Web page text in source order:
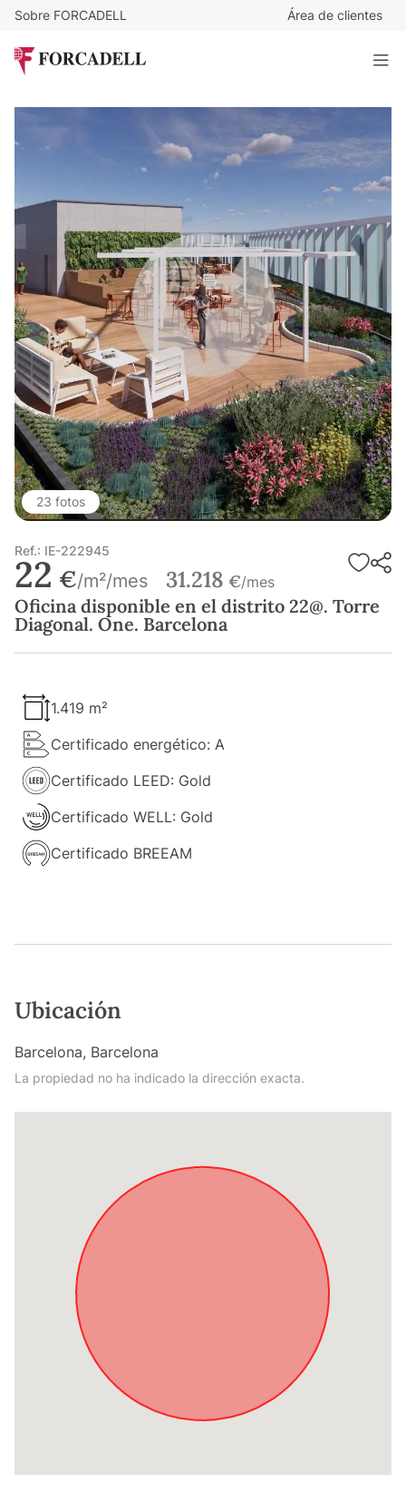
Sobre FORCADELL Área de clientes
Oficina disponible en el distrito 22@. Torre Diagonal. One.
Barcelona
23 fotos
Ref.: IE-222945
22 €/m²/mes 31.218 €/mes
Oficina disponible en el distrito 22@. Torre
Diagonal. One. Barcelona
1.419 m²
Certificado energético: A
Certificado LEED: Gold
Certificado WELL: Gold
Certificado BREEAM
Ubicación
Barcelona, Barcelona
La propiedad no ha indicado la dirección exacta.